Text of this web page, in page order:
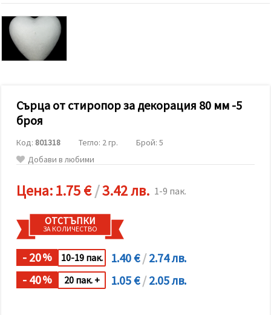
да
показваме
по-
релевантно
съдържание
и реклами,
включително
за анализ
маркетинг.
съгласиш
всички
"бисквитки"
натиснеш
"Приеми
всички!"
посочиш
предпочитанията
си в
"Настройки",
като
Сърца от стиропор за декорация 80 мм -5
броя
Код: 801318 Тегло: 2 гр.
Брой: 5
Добави в любими
Цена:1.75 €/3.42 лв. 1-9 пак.
ОТСТЪПКИ
ЗА КОЛИЧЕСТВО
- 20% 10-19 пак. 1.40 €/2.74 лв.
- 40% 20 пак. + 1.05 €/2.05 лв.